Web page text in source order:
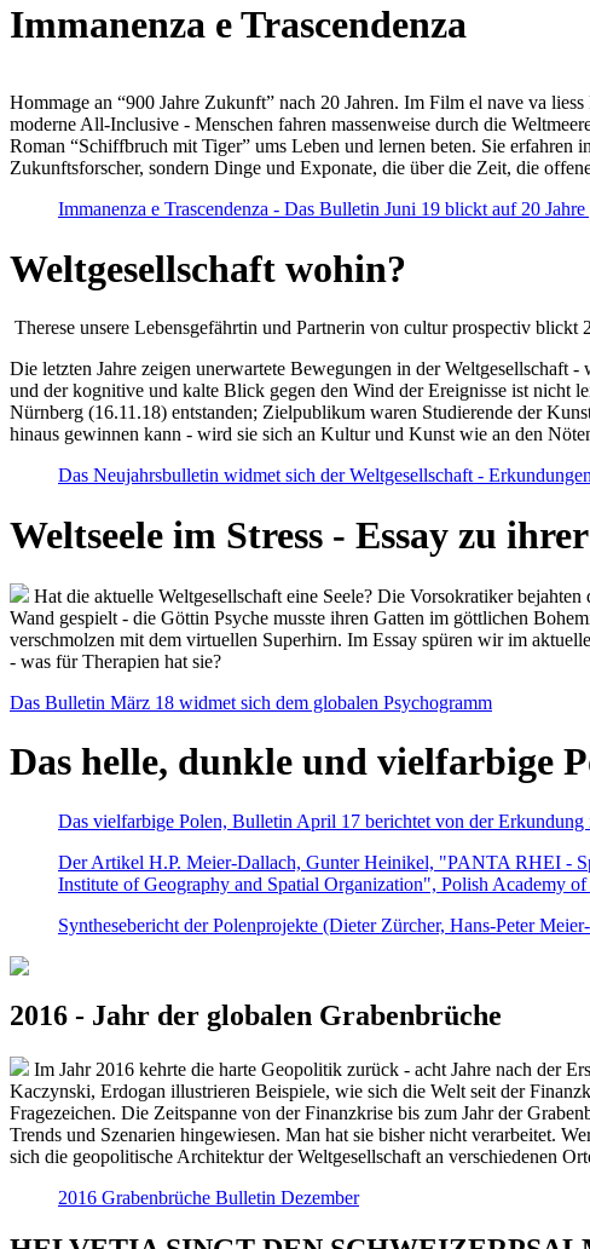
Immanenza e Trascendenza
Hommage an “900 Jahre Zukunft” nach 20 Jahren. Im Film el nave va
moderne All-Inclusive - Menschen fahren massenweise durch die
Roman “Schiffbruch mit Tiger” ums Leben und lernen beten. Sie
Zukunftsforscher, sondern Dinge und Exponate, die über die Zeit, die
Immanenza e Trascendenza - Das Bulletin Juni 19 blickt auf 20
Weltgesellschaft wohin?
Therese unsere Lebensgefährtin und Partnerin von cultur prospectiv
Die letzten Jahre zeigen unerwartete Bewegungen in der Weltgesellschaft
und der kognitive und kalte Blick gegen den Wind der Ereignisse ist nicht
Nürnberg (16.11.18) entstanden; Zielpublikum waren Studierende der
hinaus gewinnen kann - wird sie sich an Kultur und Kunst wie an den
Das Neujahrsbulletin widmet sich der Weltgesellschaft -
Weltseele im Stress - Essay zu
Hat die aktuelle Weltgesellschaft eine Seele? Die Vorsokratiker
Wand gespielt - die Göttin Psyche musste ihren Gatten im göttlichen
verschmolzen mit dem virtuellen Superhirn. Im Essay spüren wir im
- was für Therapien hat sie?
Das Bulletin März 18 widmet sich dem globalen Psychogramm
Das helle, dunkle und vielfarbige
Das vielfarbige Polen, Bulletin April 17 berichtet von der Erkundung
Der Artikel H.P. Meier-Dallach, Gunter Heinikel, "PANTA RHEI -
Institute of Geography and Spatial Organization", Polish Academy of
Synthesebericht der Polenprojekte (Dieter Zürcher, Hans-Peter
2016 - Jahr der globalen Grabenbrüche
Im Jahr 2016 kehrte die harte Geopolitik zurück - acht Jahre nach der
Kaczynski, Erdogan illustrieren Beispiele, wie sich die Welt seit der
Fragezeichen. Die Zeitspanne von der Finanzkrise bis zum Jahr der
Trends und Szenarien hingewiesen. Man hat sie bisher nicht verarbeitet.
sich die geopolitische Architektur der Weltgesellschaft an verschiedenen
2016 Grabenbrüche Bulletin Dezember